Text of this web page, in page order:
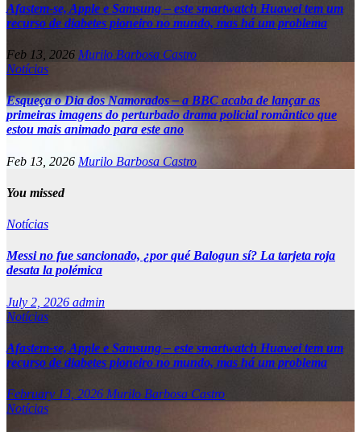
Afastem-se, Apple e Samsung – este smartwatch Huawei tem um
recurso de diabetes pioneiro no mundo, mas há um problema
Feb 13, 2026 Murilo Barbosa Castro
Notícias
Esqueça o Dia dos Namorados – a BBC acaba de lançar as
primeiras imagens do perturbado drama policial romântico que
estou mais animado para este ano
Feb 13, 2026 Murilo Barbosa Castro
You missed
Notícias
Messi no fue sancionado, ¿por qué Balogun sí? La tarjeta roja
desata la polémica
July 2, 2026 admin
Notícias
Afastem-se, Apple e Samsung – este smartwatch Huawei tem um
recurso de diabetes pioneiro no mundo, mas há um problema
February 13, 2026 Murilo Barbosa Castro
Notícias